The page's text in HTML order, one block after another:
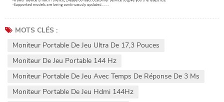
MOTS CLÉS :
Moniteur Portable De Jeu Ultra De 17,3 Pouces
Moniteur De Jeu Portable 144 Hz
Moniteur Portable De Jeu Avec Temps De Réponse De 3 Ms
Moniteur Portable De Jeu Hdmi 144Hz